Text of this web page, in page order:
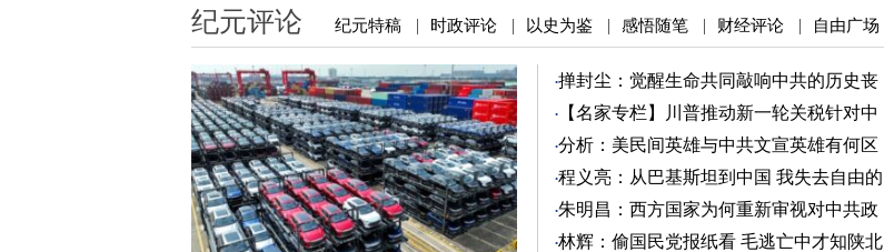
纪元评论 纪元特稿 | 时政评论 | 以史为鉴 | 感悟随笔 | 财经评论 | 自由广场
掸封尘：觉醒生命共同敲响中共的历史丧
钟 图
【名家专栏】川普推动新一轮关税针对中
共 图
分析：美民间英雄与中共文宣英雄有何区
别 图
程义亮：从巴基斯坦到中国 我失去自由的
两年
朱明昌：西方国家为何重新审视对中共政
策？
图
林辉：偷国民党报纸看 毛逃亡中才知陕北